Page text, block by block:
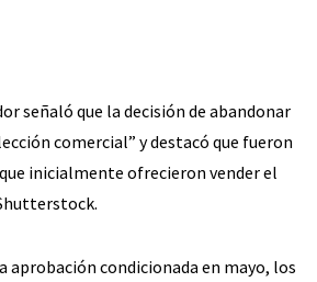
señaló que la decisión de abandonar
comercial” y destacó que fueron
inicialmente ofrecieron vender el
aprobación condicionada en mayo, los